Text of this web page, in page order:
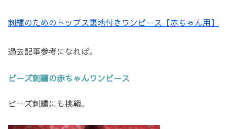
刺繍のためのトップス裏地付きワンピース【赤ちゃん用】
過去記事参考になれば。
ビーズ刺繍の赤ちゃんワンピース
ビーズ刺繍にも挑戦。